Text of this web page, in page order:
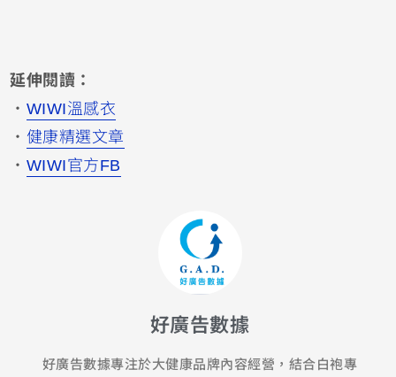
延伸閱讀：
・ WIWI溫感衣
・ 健康精選文章
・ WIWI官方FB
好廣告數據
好廣告數據專注於大健康品牌內容經營，結合白袍專